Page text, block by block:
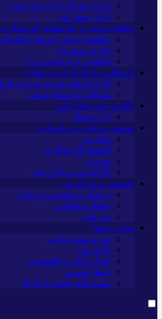
خرید رپورتاژ ایران وی تورز
ایران سفر تور
جاهای دیدنی و جاذبه‌های گردشگری
راهنمای سفر (تورها و
غذا و رستوران
کشاورزی و دامپروری
فرهنگ و تاریخ (ایران و جهان)
گزارش‌های خبری میراث
سوغات و صنایع دستی
بانک و بیمه و فارکس
ارزدیجیتال
صنعت و تجارت و خدمات
فناوری
اقتصاد گردشگری
خودرو
کارآفرینی و بازاریابی
عمومی و سرگرمی
پزشکی، سلامت و زیبایی
حقوق و قضایی
ورزشی
سایر راه‌ها
تور و سفر ایرانی
کارا دیلی
اخبار بانکی و اقتصادی
بلیط اتوبوس
مسیرهای نجف به کربلا